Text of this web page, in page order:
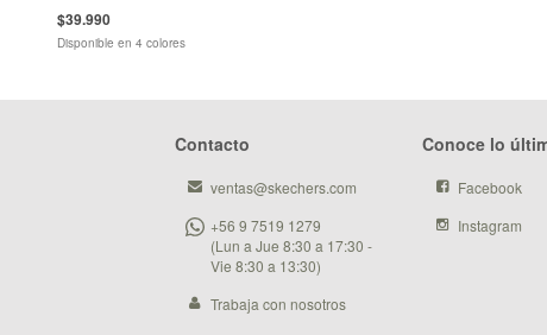
$39.990
Disponible en 4 colores
Contacto
ventas@skechers.com
+56 9 7519 1279
(Lun a Jue 8:30 a 17:30 -
Vie 8:30 a 13:30)
Trabaja con nosotros
Conoce lo
Facebook
Instagram